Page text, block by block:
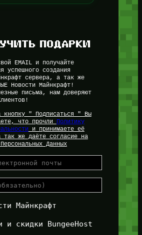
ПОДАРКИ
EMAIL и получайте
успешного создания
сервера, а так же
Новости Майнкрафт!
письма, нам доверяют
кнопку " Подписаться " Вы
что прочли
Политику
и принимаете её
так же даёте согласие на
Данных
Майнкрафт
и скидки BungeeHost